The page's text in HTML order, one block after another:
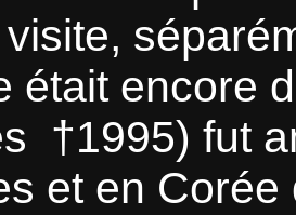
était encore
†1995) fut
et en Corée